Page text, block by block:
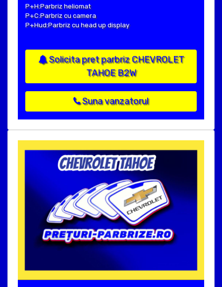
P+H:Parbriz heliomat
P+C:Parbriz cu camera
P+Hud:Parbriz cu head up display
Solicita pret parbriz CHEVROLET
TAHOE B2W
Suna vanzatorul